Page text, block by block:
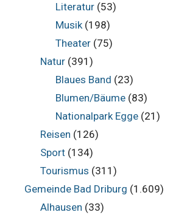
Literatur (53)
Musik(198)
Theater (75)
Natur(391)
Blaues Band (23)
Blumen/Bäume (83)
Nationalpark Egge (21)
Reisen (126)
Sport(134)
Tourismus (311)
Gemeinde Bad Driburg (1.609)
Alhausen (33)